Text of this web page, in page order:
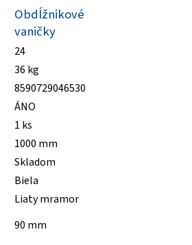
Obdĺžnikové
vaničky
24
36 kg
8590729046530
ÁNO
1 ks
1000 mm
Skladom
Biela
Liaty mramor
90 mm